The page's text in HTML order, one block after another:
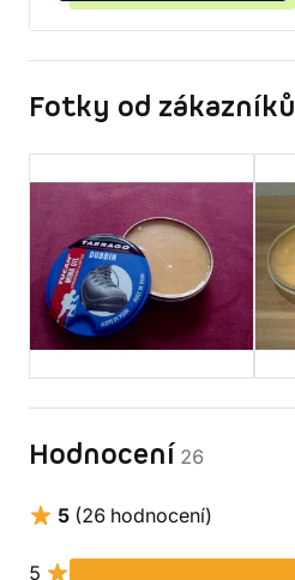
Fotky od zákazníků
Hodnocení 26
5 (26 hodnocení)
5